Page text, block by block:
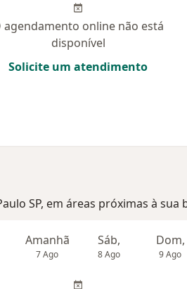
agendamento online não está
disponível
Solicite um atendimento
SP, em áreas próximas à sua
Amanhã
7 Ago
Sáb,
8 Ago
Dom,
9 Ago